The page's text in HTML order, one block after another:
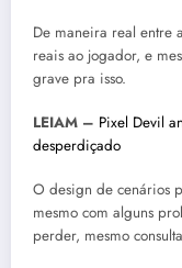
De maneira real entre
reais ao jogador, e
grave pra isso.
LEIAM – Pixel Devil
desperdiçado
O design de cenários
mesmo com alguns
perder, mesmo